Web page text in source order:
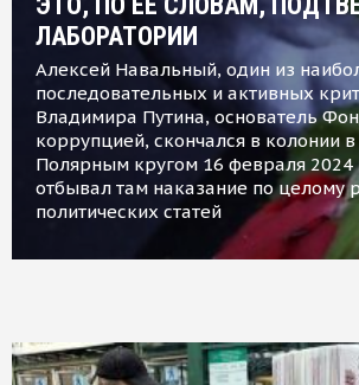
ЛАБОРАТОРИИ
Алексей Навальный, один из
последовательных и активных
Владимира Путина, основатель
коррупцией, скончался в колонии
Полярным кругом 16 февраля 2024
отбывал там наказание по целому
политических статей